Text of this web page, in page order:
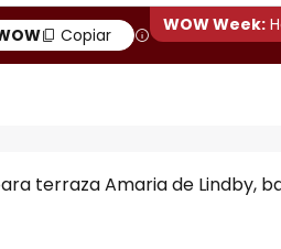
Copiar WOW Week:
terraza Amaria de Lindby,